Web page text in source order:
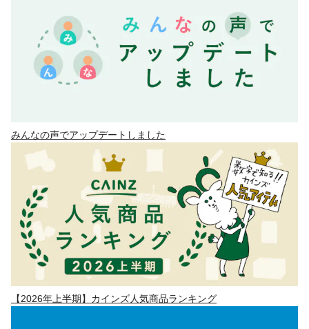
みんなの声でアップデートしました
【2026年上半期】カインズ人気商品ランキング